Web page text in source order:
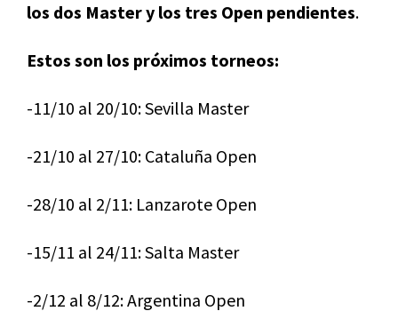
los dos Master y los tres Open pendientes.
Estos son los próximos torneos:
-11/10 al 20/10: Sevilla Master
-21/10 al 27/10: Cataluña Open
-28/10 al 2/11: Lanzarote Open
-15/11 al 24/11: Salta Master
-2/12 al 8/12: Argentina Open